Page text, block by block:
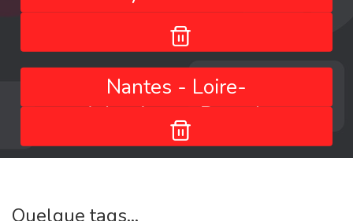
Nantes - Loire-
Atlantique - Pays de
la Loire - France
Quelque tags...